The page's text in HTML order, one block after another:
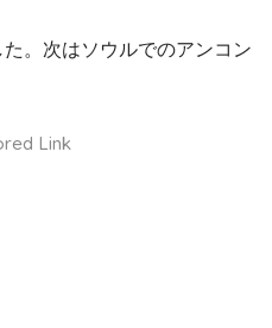
。次はソウルでのアンコン
Link